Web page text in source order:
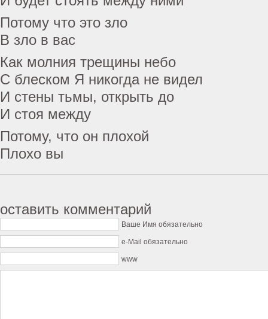
Потому что это зло
В зло в вас
Как молния трещины небо
С блеском Я никогда не видел
И стены тьмы, открыть до
И стоя между
Потому, что он плохой
Плохо вы
оставить комментарий
Ваше Имя обязательно
e-Mail обязательно
www